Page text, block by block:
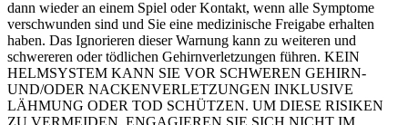
dann wieder an einem Spiel oder Kontakt, wenn alle Symptome
verschwunden sind und Sie eine medizinische Freigabe erhalten
haben. Das Ignorieren dieser Warnung kann zu weiteren und
schwereren oder tödlichen Gehirnverletzungen führen. KEIN
HELMSYSTEM KANN SIE VOR SCHWEREN GEHIRN-
UND/ODER NACKENVERLETZUNGEN INKLUSIVE
LÄHMUNG ODER TOD SCHÜTZEN. UM DIESE RISIKEN
ZU VERMEIDEN, ENGAGIEREN SIE SICH NICHT IM